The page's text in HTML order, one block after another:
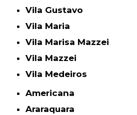
Vila Gustavo
Vila Maria
Vila Marisa Mazzei
Vila Mazzei
Vila Medeiros
Americana
Araraquara